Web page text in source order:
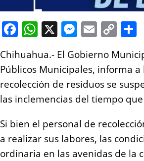
F
c
e
b
o
o
k
W
at
s
A
p
p
X M
e
ss
e
n
g
er
E
ai
l
C
p
y
Li
n
k
Chihuahua.- El Gobierno
Públicos Municipales, informa
recolección de residuos se
las inclemencias del tiempo
Si bien el personal de
a realizar sus labores, las
ordinaria en las avenidas de la